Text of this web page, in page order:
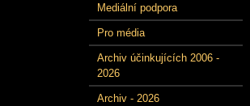
Mediální podpora
Pro média
Archiv účinkujících 2006 -
2026
Archiv - 2026